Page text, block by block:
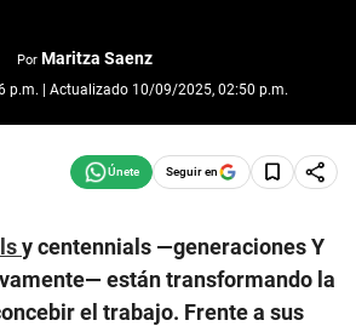
Por Maritza Saenz
p.m. | Actualizado 10/09/2025, 02:50 p.m.
Seguir en
y centennials —generaciones Y
están transformando la
el trabajo. Frente a sus